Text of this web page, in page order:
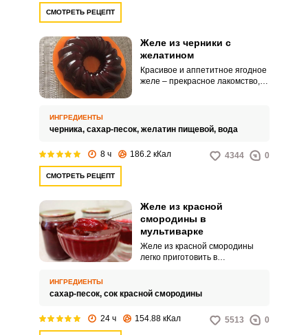
СМОТРЕТЬ РЕЦЕПТ
Желе из черники с
желатином
Красивое и аппетитное ягодное
желе – прекрасное лакомство,
праздника или просто под
настроение, подарив близким
ИНГРЕДИЕНТЫ
черника, сахар-песок, желатин пищевой, вода
8 ч 186.2 кКал 4344 0
СМОТРЕТЬ РЕЦЕПТ
Желе из красной
смородины в
мультиварке
Желе из красной смородины
легко приготовить в
смородинового желе, при
ИНГРЕДИЕНТЫ
сахар-песок, сок красной смородины
24 ч 154.88 кКал 5513 0
Забыли пароль?